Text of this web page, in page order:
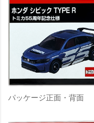
パッケージ正面・背面